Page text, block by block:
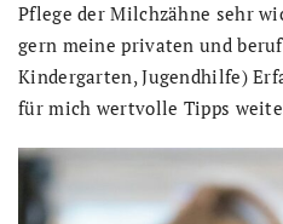
Pflege der Milchzähne sehr
gern meine privaten und
Kindergarten, Jugendhilfe)
für mich wertvolle Tipps